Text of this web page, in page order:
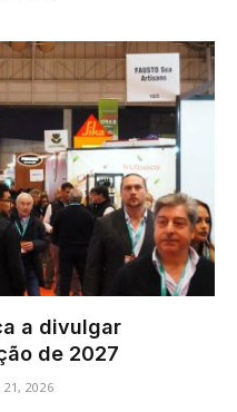
a divulgar
de 2027
21, 2026